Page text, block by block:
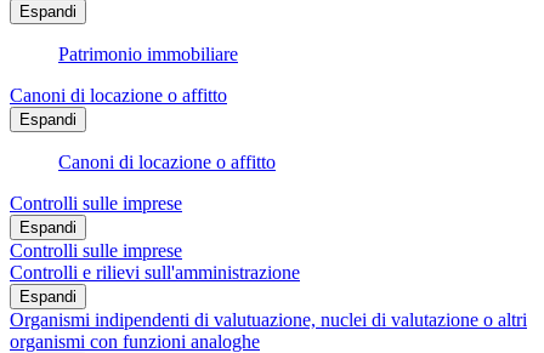
Espandi
Patrimonio immobiliare
Canoni di locazione o affitto
Espandi
Canoni di locazione o affitto
Controlli sulle imprese
Espandi
Controlli sulle imprese
Controlli e rilievi sull'amministrazione
Espandi
Organismi indipendenti di valutuazione, nuclei di valutazione o altri
organismi con funzioni analoghe